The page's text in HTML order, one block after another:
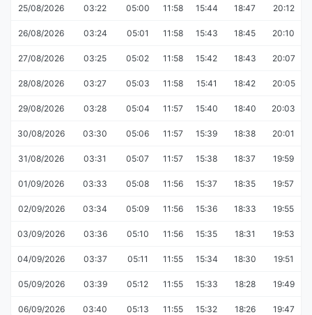
25/08/2026 03:22 05:00 11:58 15:44 18:47 20:12
26/08/2026 03:24 05:01 11:58 15:43 18:45 20:10
27/08/2026 03:25 05:02 11:58 15:42 18:43 20:07
28/08/2026 03:27 05:03 11:58 15:41 18:42 20:05
29/08/2026 03:28 05:04 11:57 15:40 18:40 20:03
30/08/2026 03:30 05:06 11:57 15:39 18:38 20:01
31/08/2026 03:31 05:07 11:57 15:38 18:37 19:59
01/09/2026 03:33 05:08 11:56 15:37 18:35 19:57
02/09/2026 03:34 05:09 11:56 15:36 18:33 19:55
03/09/2026 03:36 05:10 11:56 15:35 18:31 19:53
04/09/2026 03:37 05:11 11:55 15:34 18:30 19:51
05/09/2026 03:39 05:12 11:55 15:33 18:28 19:49
06/09/2026 03:40 05:13 11:55 15:32 18:26 19:47